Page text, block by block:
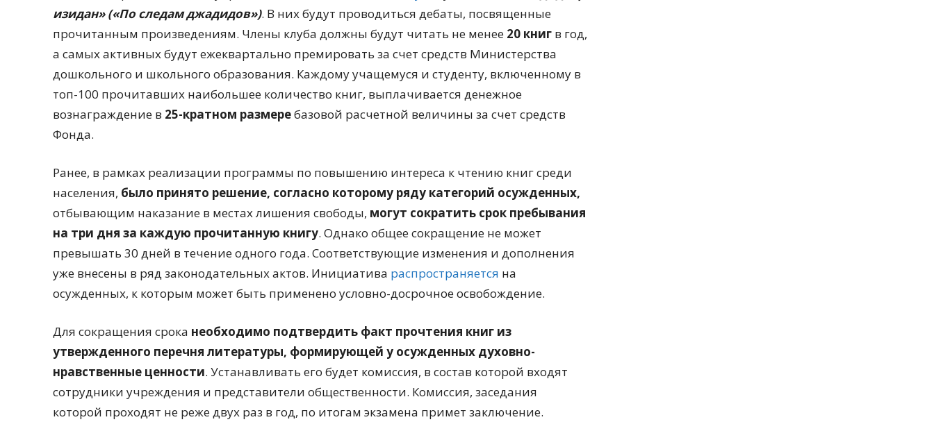
изидан» («По следам джадидов»). В них будут проводиться дебаты, посвященные
прочитанным произведениям. Члены клуба должны будут читать не менее 20 книг в год,
а самых активных будут ежеквартально премировать за счет средств Министерства
дошкольного и школьного образования. Каждому учащемуся и студенту, включенному в
топ-100 прочитавших наибольшее количество книг, выплачивается денежное
вознаграждение в 25-кратном размеребазовой расчетной величины за счет средств
Фонда.
Ранее, в рамках реализации программы по повышению интереса к чтению книг среди
населения, было принято решение, согласно которому ряду категорий осужденных,
отбывающим наказание в местах лишения свободы, могут сократить срок пребывания
на три дня за каждую прочитанную книгу. Однако общее сокращение не может
превышать 30 дней в течение одного года. Соответствующие изменения и дополнения
уже внесены в ряд законодательных актов. Инициатива распространяется на
осужденных, к которым может быть применено условно-досрочное освобождение.
Для сокращения срока необходимо подтвердить факт прочтения книг из
утвержденного перечня литературы, формирующей у осужденных духовно-
нравственные ценности. Устанавливать его будет комиссия, в состав которой входят
сотрудники учреждения и представители общественности. Комиссия, заседания
которой проходят не реже двух раз в год, по итогам экзамена примет заключение.